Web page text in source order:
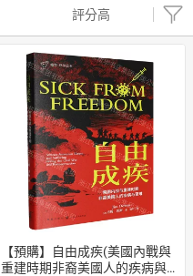
親子玩具
化妝保養 情趣用品
評分高
【預購】自由成疾(美國內戰與
重建時期非裔美國人的疾病與